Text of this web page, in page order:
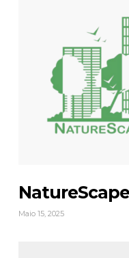
NatureScape
Maio 15, 2025